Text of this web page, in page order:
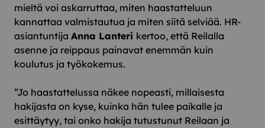
mieltä voi askarruttaa, miten haastatteluun
kannattaa valmistautua ja miten siitä selviää. HR-
asiantuntija Anna Lanteri kertoo, että Reilalla
asenne ja reippaus painavat enemmän kuin
koulutus ja työkokemus.
”Jo haastattelussa näkee nopeasti, millaisesta
hakijasta on kyse, kuinka hän tulee paikalle ja
esittäytyy, tai onko hakija tutustunut Reilaan ja